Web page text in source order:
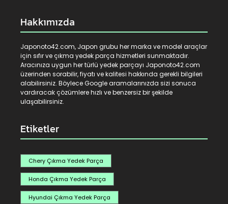
Hakkımızda
Japonoto42.com, Japon grubu her marka ve model araçlar
için sıfır ve çıkma yedek parça hizmetleri sunmaktadır.
Aracınıza uygun her türlü yedek parçayı Japonoto42.com
üzerinden sorabilir, fiyatı ve kalitesi hakkında gerekli bilgileri
alabilirsiniz. Böylece Google aramalarınızda sizi sonuca
vardıracak çözümlere hızlı ve benzersiz bir şekilde
ulaşabilirsiniz.
Etiketler
Chery Çıkma Yedek Parça
Honda Çıkma Yedek Parça
Hyundai Çıkma Yedek Parça